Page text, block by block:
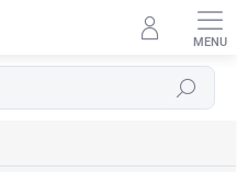
Hledat